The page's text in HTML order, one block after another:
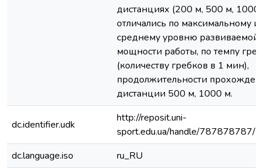
дистанциях (200 м, 500 м, 1000
отличались по максимальному и
среднему уровню развиваемой
мощности работы, по темпу
(количеству гребков в 1 мин),
продолжительности
дистанции 500 м, 1000 м.
dc.identifier.udk
http://reposit.uni-
sport.edu.ua/handle/787878787/
dc.language.iso
ru_RU